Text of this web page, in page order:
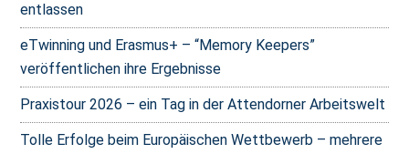
entlassen
eTwinning und Erasmus+ – “Memory Keepers”
veröffentlichen ihre Ergebnisse
Praxistour 2026 – ein Tag in der Attendorner Arbeitswelt
Tolle Erfolge beim Europäischen Wettbewerb – mehrere